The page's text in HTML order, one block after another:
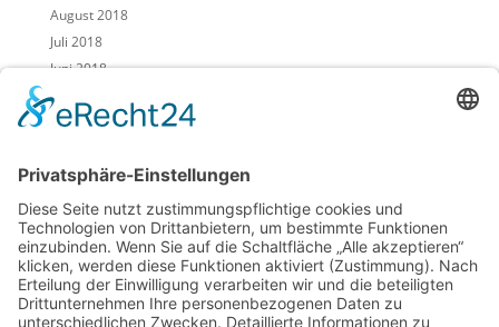
August 2018
Juli 2018
Juni 2018
Mai 2018
April 2018
Februar 2018
Januar 2018
Dezember 2017
November 2017
Oktober 2017
September 2017